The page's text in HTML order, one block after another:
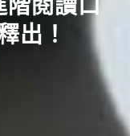
出！